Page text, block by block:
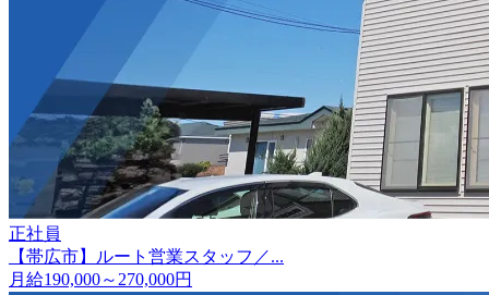
正社員
【帯広市】ルート営業スタッフ／...
月給190,000～270,000円